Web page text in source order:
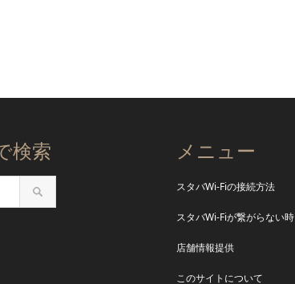
検索 メニュー
スタバWi-Fiの接続方法
スタバWi-Fiが繋がらない時
店舗情報提供
このサイトについて